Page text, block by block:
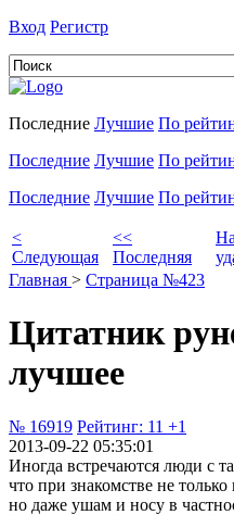
Вход Регистр
Последние Лучшие По
Последние Лучшие По
Последние Лучшие По
<
Следующая
<<
Последняя
На
Главная > Страница №423
Цитатник
лучшее
№ 16919 Рейтинг: 11 +1
2013-09-22 05:35:01
Иногда встречаются люди с
что при знакомстве не
но даже ушам и носу в